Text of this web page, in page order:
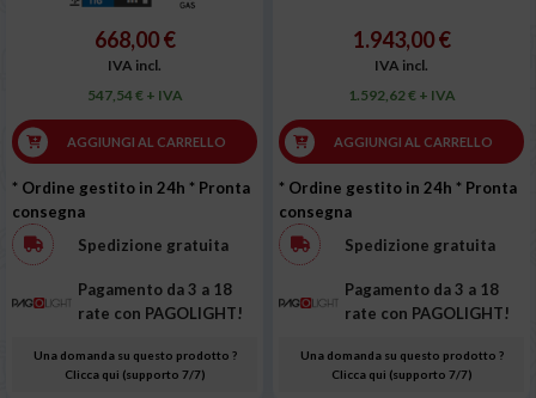
668,00 €
IVA incl.
547,54 € + IVA
AGGIUNGI AL CARRELLO
* Ordine gestito in 24h * Pronta
consegna
Spedizione gratuita
Pagamento da 3 a 18
rate con PAGOLIGHT!
Una domanda su questo prodotto ?
Clicca qui (supporto 7/7)
1.943,00 €
IVA incl.
1.592,62 € + IVA
AGGIUNGI AL CARRELLO
* Ordine gestito in 24h * Pronta
consegna
Spedizione gratuita
Pagamento da 3 a 18
rate con PAGOLIGHT!
Una domanda su questo prodotto ?
Clicca qui (supporto 7/7)